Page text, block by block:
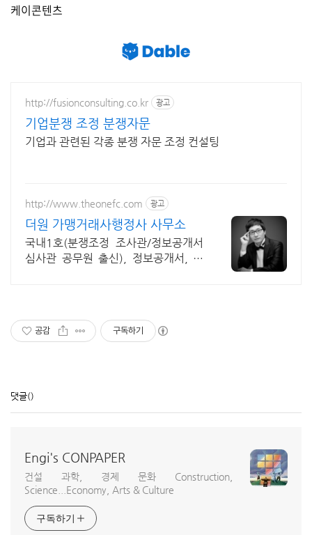
케이콘텐츠
http://fusionconsulting.co.kr 광고
기업분쟁 조정 분쟁자문
기업과 관련된 각종 분쟁 자문 조정 컨설팅
http://www.theonefc.com 광고
더원 가맹거래사행정사 사무소
국내1호(분쟁조정 조사관/정보공개서
심사관 공무원 출신), 정보공개서, 분
공감 구독하기
댓글()
Engi's CONPAPER
건설 과학, 경제 문화 Construction,
Science...Economy, Arts & Culture
구독하기